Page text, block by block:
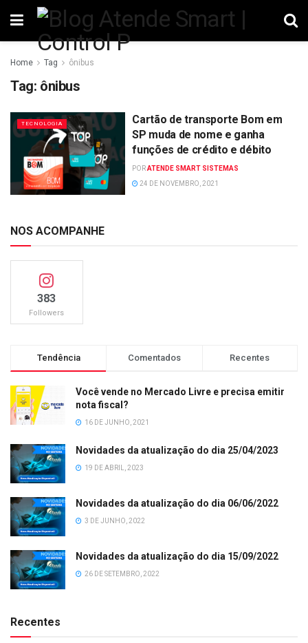
Home Tag ônibus
Tag: ônibus
TECNOLOGIA
Cartão de transporte Bom em
SP muda de nome e ganha
funções de crédito e débito
PORATENDE SMART SISTEMAS
24 DE NOVEMBRO, 2021
NOS ACOMPANHE
383
Followers
Tendência Comentados Recentes
Você vende no Mercado Livre e precisa emitir
nota fiscal?
16 DE JUNHO, 2021
Novidades da atualização do dia 25/04/2023
19 DE ABRIL, 2023
Novidades da atualização do dia 06/06/2022
3 DE JUNHO, 2022
Novidades da atualização do dia 15/09/2022
26 DE SETEMBRO, 2022
Recentes